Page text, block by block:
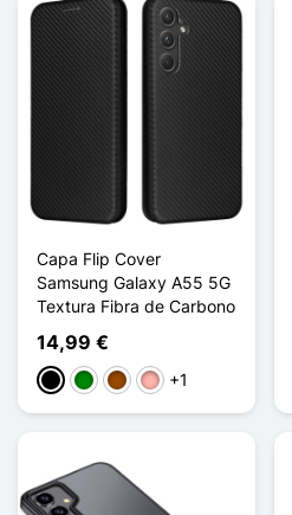
Capa Flip Cover
Samsung Galaxy A55 5G
Textura Fibra de Carbono
14,99 €
PretoVerdeCastanho
Ouro rosa
+1